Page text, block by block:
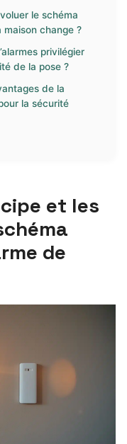
le schéma
maison change ?
privilégier
de la pose ?
de la
la sécurité
et les
de